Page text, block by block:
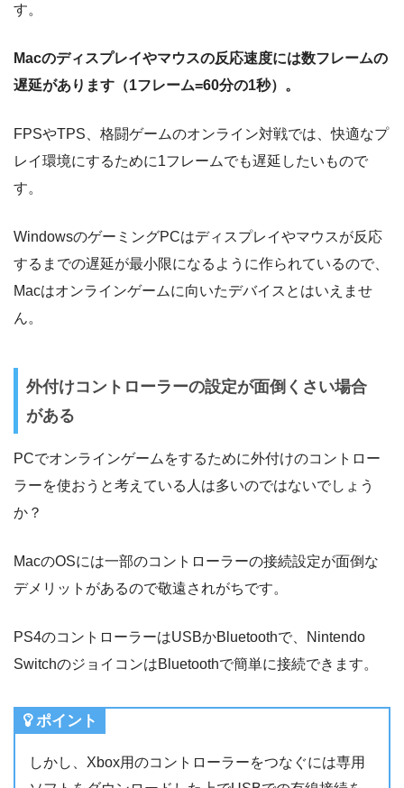
す。
Macのディスプレイやマウスの反応速度には数フレームの
遅延があります（1フレーム=60分の1秒）。
FPSやTPS、格闘ゲームのオンライン対戦では、快適なプ
レイ環境にするために1フレームでも遅延したいもので
す。
WindowsのゲーミングPCはディスプレイやマウスが反応
するまでの遅延が最小限になるように作られているので、
Macはオンラインゲームに向いたデバイスとはいえませ
ん。
外付けコントローラーの設定が面倒くさい場合
がある
PCでオンラインゲームをするために外付けのコントロー
ラーを使おうと考えている人は多いのではないでしょう
か？
MacのOSには一部のコントローラーの接続設定が面倒な
デメリットがあるので敬遠されがちです。
PS4のコントローラーはUSBかBluetoothで、Nintendo
SwitchのジョイコンはBluetoothで簡単に接続できます。
ポイント
しかし、Xbox用のコントローラーをつなぐには専用